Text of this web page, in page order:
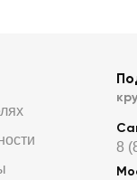
8